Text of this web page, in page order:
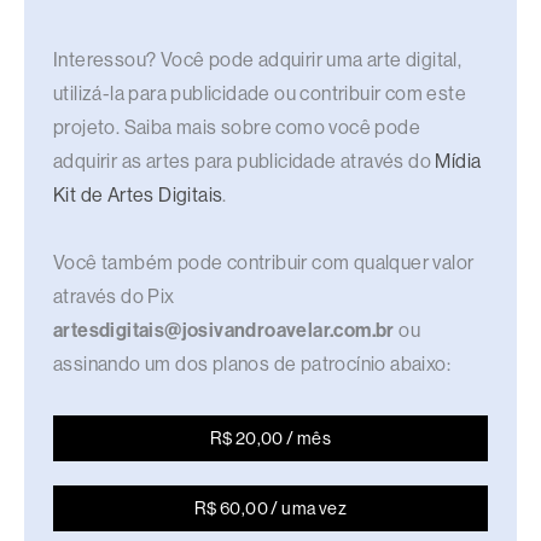
Interessou? Você pode adquirir uma arte digital,
utilizá-la para publicidade ou contribuir com este
projeto. Saiba mais sobre como você pode
adquirir as artes para publicidade através do Mídia
Kit de Artes Digitais.
Você também pode contribuir com qualquer valor
através do Pix
artesdigitais@josivandroavelar.com.br ou
assinando um dos planos de patrocínio abaixo:
R$ 20,00 / mês
R$ 60,00 / uma vez